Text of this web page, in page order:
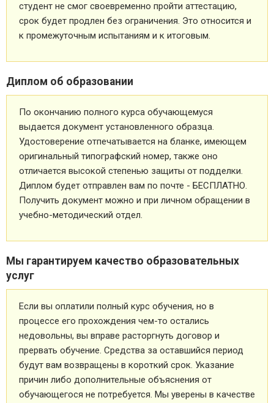
студент не смог своевременно пройти аттестацию,
срок будет продлен без ограничения. Это относится и
к промежуточным испытаниям и к итоговым.
Диплом об образовании
По окончанию полного курса обучающемуся
выдается документ установленного образца.
Удостоверение отпечатывается на бланке, имеющем
оригинальный типографский номер, также оно
отличается высокой степенью защиты от подделки.
Диплом будет отправлен вам по почте - БЕСПЛАТНО.
Получить документ можно и при личном обращении в
учебно-методический отдел.
Мы гарантируем качество образовательных
услуг
Если вы оплатили полный курс обучения, но в
процессе его прохождения чем-то остались
недовольны, вы вправе расторгнуть договор и
прервать обучение. Средства за оставшийся период
будут вам возвращены в короткий срок. Указание
причин либо дополнительные объяснения от
обучающегося не потребуется. Мы уверены в качестве